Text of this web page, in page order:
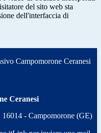
del sito web sta
dell'interfaccia di
Campomorone Ceranesi
Ceranesi
- Campomorone (GE)